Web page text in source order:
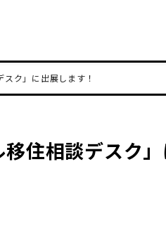
ク」に出展します！
住相談デスク」